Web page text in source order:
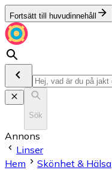
Fortsätt till huvudinnehåll
Sök
Annons
Linser
Hem
Skönhet & Hälsa